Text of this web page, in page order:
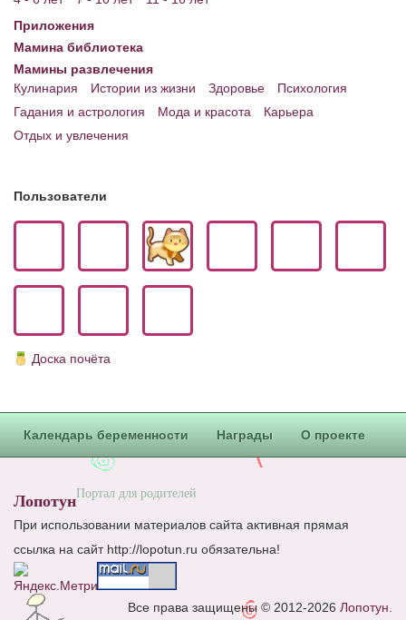
Сервис. Оценка роста и веса ребенка
Приложения для Android
Полезные ссылки
Блог Администратора
Сотрудничество. Авторам
Приложения
Мамина библиотека
Мамины развлечения
Кулинария
Истории из жизни Здоровье
Психология
Гадания и астрология
Мода и красота
Карьера
Отдых и увлечения
Пользователи
Доска почёта
Календарь беременности Награды О проекте
ЛопотунПортал для родителей
При использовании материалов сайта активная прямая
ссылка на сайт http://lopotun.ru обязательна!
Все права защищены © 2012-2026 Лопотун